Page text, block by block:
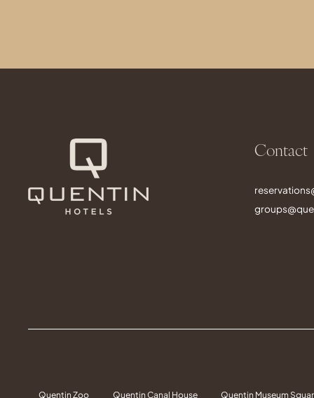
Contact
Quentin Zoo Quentin Canal House Quentin Museum